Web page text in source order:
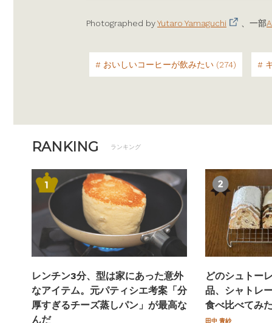
Photographed byYutaro Yamaguchi 、一部
おいしいコーヒーが飲みたい (274)
RANKING ランキング
レンチン3分、型は家にあった意外
なアイテム。元パティシエ考案「分
厚すぎるチーズ蒸しパン」が最高な
んだ
どのシュトー
品、シャトレ
食べ比べてみ
田中 青紗